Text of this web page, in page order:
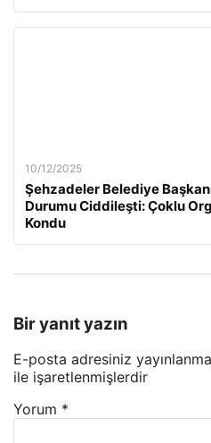
10/12/2025
Şehzadeler Belediye
Durumu Ciddileşti: Çoklu
Kondu
Bir yanıt yazın
E-posta adresiniz
ile işaretlenmişlerdir
Yorum *